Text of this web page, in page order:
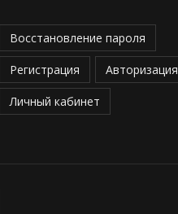
Восстановление пароля
Регистрация Авторизация
Личный кабинет